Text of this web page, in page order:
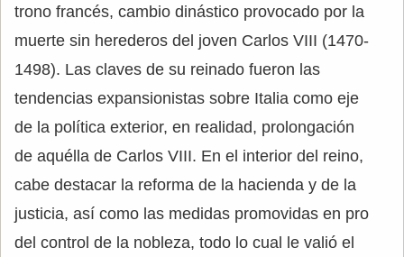
trono francés, cambio dinástico provocado por la
muerte sin herederos del joven Carlos VIII (1470-
1498). Las claves de su reinado fueron las
tendencias expansionistas sobre Italia como eje
de la política exterior, en realidad, prolongación
de aquélla de Carlos VIII. En el interior del reino,
cabe destacar la reforma de la hacienda y de la
justicia, así como las medidas promovidas en pro
del control de la nobleza, todo lo cual le valió el